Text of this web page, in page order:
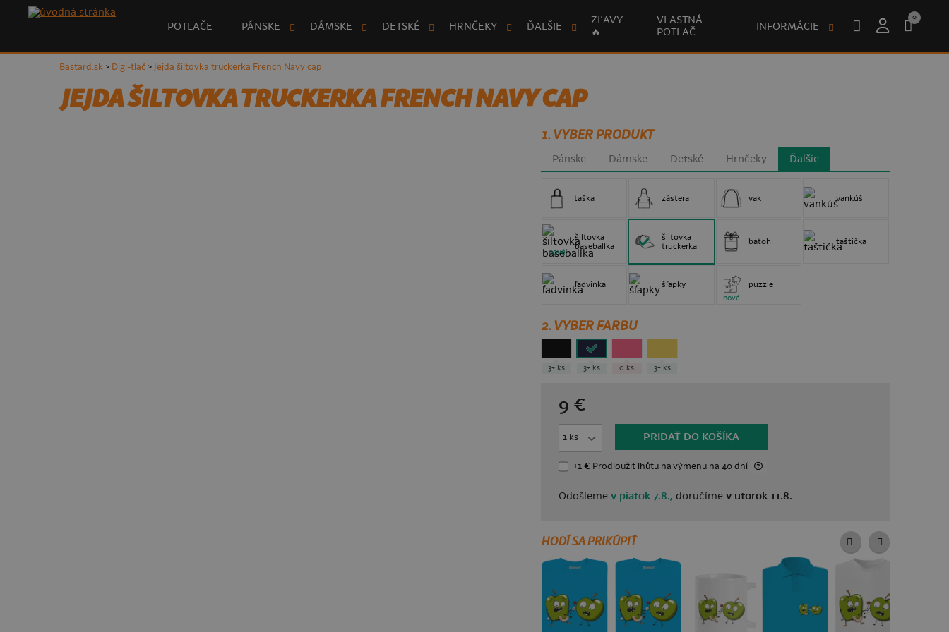
POTLAČE PÁNSKE DÁMSKE DETSKÉ HRNČEKY ĎALŠIE
ZĽAVY
🔥
VLASTNÁ
POTLAČ
INFORMÁCIE
0
Bastard.sk> Digi-tlač> Jejda šiltovka truckerka French Navy cap
JEJDA ŠILTOVKA TRUCKERKA FRENCH NAVY CAP
1. VYBER PRODUKT
Pánske Dámske Detské Hrnčeky Ďalšie
taška zástera vak vankúš
šiltovka
baseballka
nové
šiltovka
truckerka
batoh taštička
ľadvinka šľapky puzzle
nové
2. VYBER FARBU
3+ ks 3+ ks 0 ks 3+ ks
9 €
PRIDAŤ DO KOŠÍKA
+1 € Prodloužit lhůtu na výmenu na 40 dní
Odošleme v piatok 7.8., doručíme v utorok 11.8.
HODÍ SA PRIKÚPIŤ